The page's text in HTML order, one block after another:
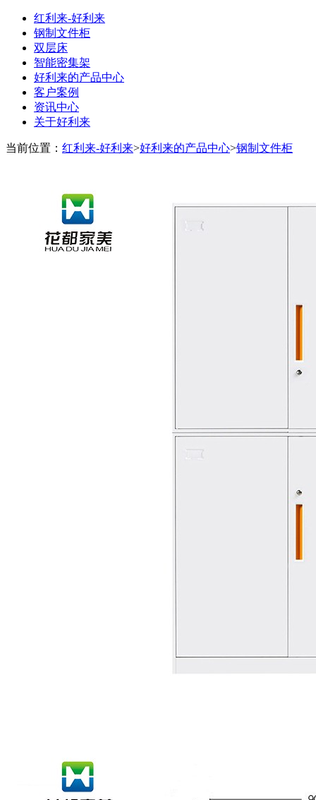
红利来-好利来
钢制文件柜
双层床
智能密集架
好利来的产品中心
客户案例
资讯中心
关于好利来
当前位置： 红利来-好利来>好利来的产品中心>钢制文件柜